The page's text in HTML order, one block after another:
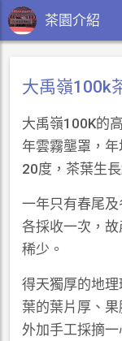
茶園介紹
大禹嶺100k
大禹嶺100K的
年雲霧壟罩，年
20度，茶葉生長
一年只有春尾
各採收一次，
稀少。
得天獨厚的地
葉的葉片厚、果
外加手工採摘